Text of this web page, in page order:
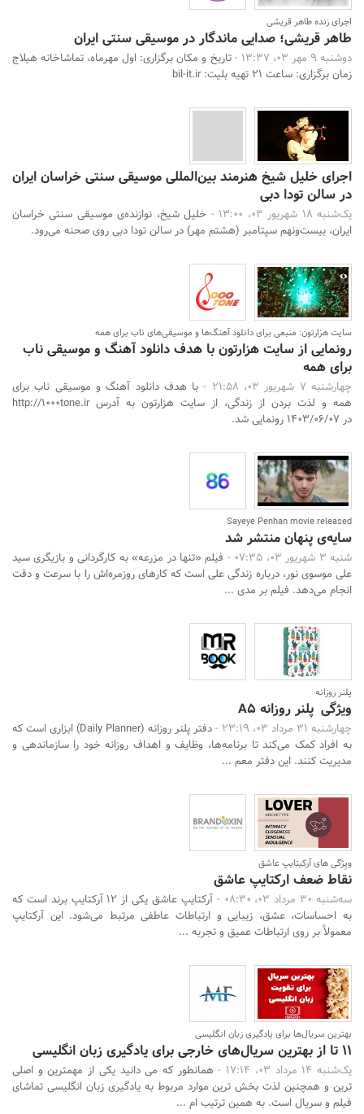
اجرای زنده طاهر قریشی
طاهر قریشی؛ صدایی ماندگار در موسیقی سنتی ایران
دوشنبه 9 مهر 03، 13:37 -
تاریخ و مکان برگزاری: اول مهرماه، تماشاخانه هیلاج
زمان برگزاری: ساعت 21 تهیه بلیت: bil-it.ir
اجرای خلیل شیخ هنرمند بین‌المللی موسیقی سنتی خراسان ایران
در سالن تودا دبی
یک‌شنبه 18 شهریور 03، 13:00 -
خلیل شیخ، نوازنده‌ی موسیقی سنتی خراسان
ایران، بیست‌و‌نهم سپتامبر (هشتم مهر) در سالن تودا دبی روی صحنه می‌رود.
سایت هزارتون: منبعی برای دانلود آهنگ‌ها و موسیقی‌های ناب برای همه
رونمایی از سایت هزارتون با هدف دانلود آهنگ و موسیقی ناب
برای همه
چهارشنبه 7 شهریور 03، 21:58 -
با هدف دانلود آهنگ و موسیقی ناب برای
همه و لذت بردن از زندگی، از سایت هزارتون به آدرس http://1000tone.ir
در 1403/06/07 رونمایی شد.
Sayeye Penhan movie released
سایه‌ی پنهان منتشر شد
شنبه 3 شهریور 03، 07:35 -
فیلم «تنها در مزرعه» به کارگردانی و بازیگری سید
علی موسوی نور، درباره زندگی علی است که کارهای روزمره‌اش را با سرعت و دقت
انجام می‌دهد. فیلم بر مدی ...
پلنر روزانه
ویژگی پلنر روزانه A5
چهارشنبه 31 مرداد 03، 23:19 -
دفتر پلنر روزانه (Daily Planner) ابزاری است که
به افراد کمک می‌کند تا برنامه‌ها، وظایف و اهداف روزانه خود را سازماندهی و
مدیریت کنند. این دفتر معم ...
ویِژگی های آرکیتایپ عاشق
نقاط ضعف ارکتایپ عاشق
سه‌شنبه 30 مرداد 03، 08:30 -
آرکتایپ عاشق یکی از ۱۲ آرکتایپ برند است که
به احساسات، عشق، زیبایی و ارتباطات عاطفی مرتبط می‌شود. این آرکتایپ
معمولاً بر روی ارتباطات عمیق و تجربه ...
بهترین سریال‌ها برای یادگیری زبان انگلیسی
11 تا از بهترین سریال‌های خارجی برای یادگیری زبان انگلیسی
یک‌شنبه 14 مرداد 03، 17:14 -
همانطور که می دانید یکی از مهمترین و اصلی
ترین و همچنین لذت بخش ترین موارد مربوط به یادگیری زبان انگلیسی تماشای
فیلم و سریال است. به همین ترتیب ام ...